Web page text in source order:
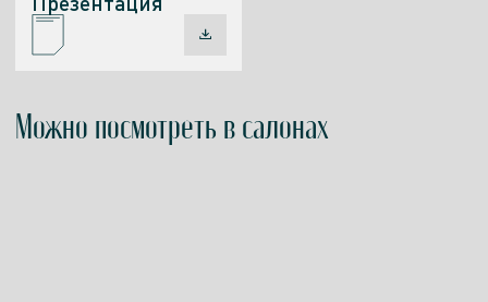
Можно посмотреть в салонах